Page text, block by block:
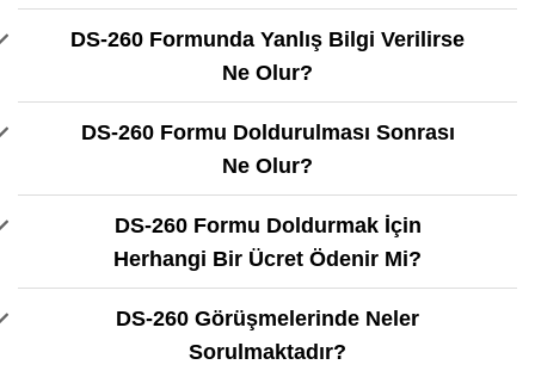
DS-260 Formunda Yanlış Bilgi Verilirse
Ne Olur?
DS-260 Formu Doldurulması Sonrası
Ne Olur?
DS-260 Formu Doldurmak İçin
Herhangi Bir Ücret Ödenir Mi?
DS-260 Görüşmelerinde Neler
Sorulmaktadır?